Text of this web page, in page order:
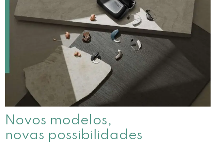
Novos modelos,
novas possibilidades